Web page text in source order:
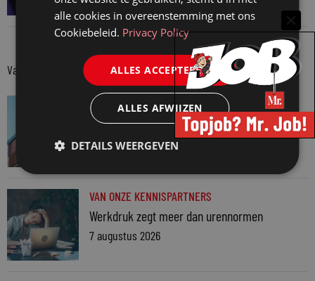
31 juli 2026
Van onze kennispartners
VAN ONZE KENNISPARTNERS
Van praktijk naar bewijs: hoe onderbouw je
keuzes tijdens een Wwft-audit?
VAN ONZE KENNISPARTNERS
Werkdruk zegt meer dan urennormen
7 augustus 2026
alle cookies in overeenstemming met ons
Cookiebeleid. Privacy Policy
ALLES ACCEPTEREN
ALLES AFWIJZEN
DETAILS WEERGEVEN